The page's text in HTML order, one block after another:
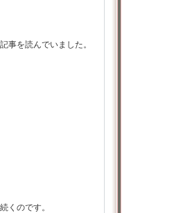
事を読んでいました。
くのです。